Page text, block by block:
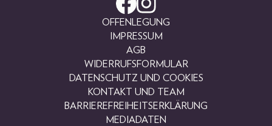
OFFENLEGUNG
IMPRESSUM
AGB
WIDERRUFSFORMULAR
DATENSCHUTZ UND COOKIES
KONTAKT UND TEAM
BARRIEREFREIHEITSERKLÄRUNG
MEDIADATEN